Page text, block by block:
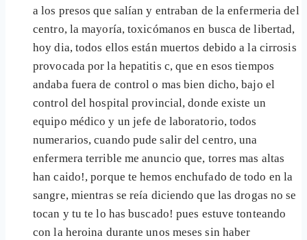
a los presos que salían y entraban de la enfermeria del
centro, la mayoría, toxicómanos en busca de libertad,
hoy dia, todos ellos están muertos debido a la cirrosis
provocada por la hepatitis c, que en esos tiempos
andaba fuera de control o mas bien dicho, bajo el
control del hospital provincial, donde existe un
equipo médico y un jefe de laboratorio, todos
numerarios, cuando pude salir del centro, una
enfermera terrible me anuncio que, torres mas altas
han caido!, porque te hemos enchufado de todo en la
sangre, mientras se reía diciendo que las drogas no se
tocan y tu te lo has buscado! pues estuve tonteando
con la heroina durante unos meses sin haber